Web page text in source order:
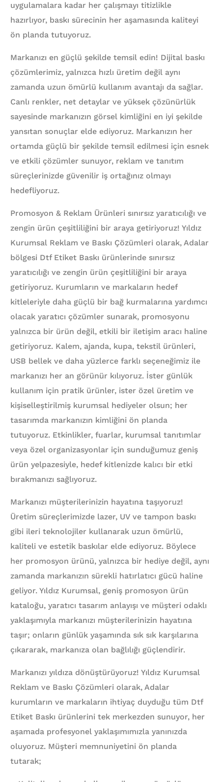
uygulamalara kadar her çalışmayı titizlikle
hazırlıyor, baskı sürecinin her aşamasında kaliteyi
ön planda tutuyoruz.
Markanızı en güçlü şekilde temsil edin! Dijital baskı
çözümlerimiz, yalnızca hızlı üretim değil aynı
zamanda uzun ömürlü kullanım avantajı da sağlar.
Canlı renkler, net detaylar ve yüksek çözünürlük
sayesinde markanızın görsel kimliğini en iyi şekilde
yansıtan sonuçlar elde ediyoruz. Markanızın her
ortamda güçlü bir şekilde temsil edilmesi için esnek
ve etkili çözümler sunuyor, reklam ve tanıtım
süreçlerinizde güvenilir iş ortağınız olmayı
hedefliyoruz.
Promosyon & Reklam Ürünleri sınırsız yaratıcılığı ve
zengin ürün çeşitliliğini bir araya getiriyoruz! Yıldız
Kurumsal Reklam ve Baskı Çözümleri olarak, Adalar
bölgesi Dtf Etiket Baskı ürünlerinde sınırsız
yaratıcılığı ve zengin ürün çeşitliliğini bir araya
getiriyoruz. Kurumların ve markaların hedef
kitleleriyle daha güçlü bir bağ kurmalarına yardımcı
olacak yaratıcı çözümler sunarak, promosyonu
yalnızca bir ürün değil, etkili bir iletişim aracı haline
getiriyoruz. Kalem, ajanda, kupa, tekstil ürünleri,
USB bellek ve daha yüzlerce farklı seçeneğimiz ile
markanızı her an görünür kılıyoruz. İster günlük
kullanım için pratik ürünler, ister özel üretim ve
kişiselleştirilmiş kurumsal hediyeler olsun; her
tasarımda markanızın kimliğini ön planda
tutuyoruz. Etkinlikler, fuarlar, kurumsal tanıtımlar
veya özel organizasyonlar için sunduğumuz geniş
ürün yelpazesiyle, hedef kitlenizde kalıcı bir etki
bırakmanızı sağlıyoruz.
Markanızı müşterilerinizin hayatına taşıyoruz!
Üretim süreçlerimizde lazer, UV ve tampon baskı
gibi ileri teknolojiler kullanarak uzun ömürlü,
kaliteli ve estetik baskılar elde ediyoruz. Böylece
her promosyon ürünü, yalnızca bir hediye değil, aynı
zamanda markanızın sürekli hatırlatıcı gücü haline
geliyor. Yıldız Kurumsal, geniş promosyon ürün
kataloğu, yaratıcı tasarım anlayışı ve müşteri odaklı
yaklaşımıyla markanızı müşterilerinizin hayatına
taşır; onların günlük yaşamında sık sık karşılarına
çıkararak, markanıza olan bağlılığı güçlendirir.
Markanızı yıldıza dönüştürüyoruz! Yıldız Kurumsal
Reklam ve Baskı Çözümleri olarak, Adalar
kurumların ve markaların ihtiyaç duyduğu tüm Dtf
Etiket Baskı ürünlerini tek merkezden sunuyor, her
aşamada profesyonel yaklaşımımızla yanınızda
oluyoruz. Müşteri memnuniyetini ön planda
tutarak;